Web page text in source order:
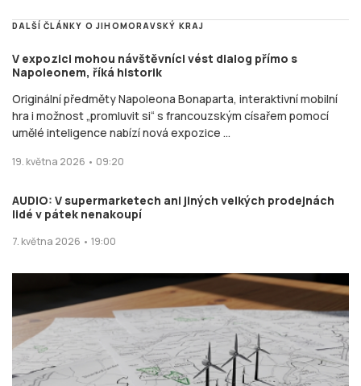
DALŠÍ ČLÁNKY O JIHOMORAVSKÝ KRAJ
V expozici mohou návštěvníci vést dialog přímo s
Napoleonem, říká historik
Originální předměty Napoleona Bonaparta, interaktivní mobilní
hra i možnost „promluvit si“ s francouzským císařem pomocí
umělé inteligence nabízí nová expozice ...
19. května 2026 • 09:20
AUDIO: V supermarketech ani jiných velkých prodejnách
lidé v pátek nenakoupí
7. května 2026 • 19:00